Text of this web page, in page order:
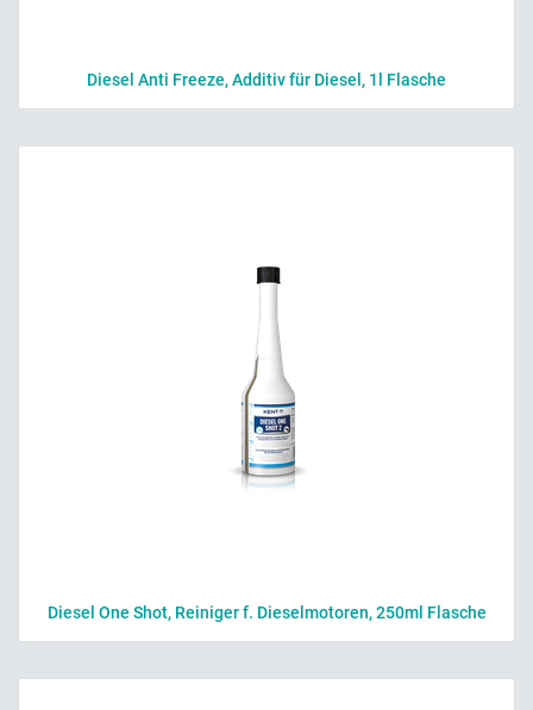
Diesel Anti Freeze, Additiv für Diesel, 1l Flasche
Diesel One Shot, Reiniger f. Dieselmotoren, 250ml Flasche